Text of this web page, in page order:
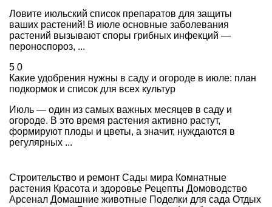
Ловите июльский список препаратов для защиты
ваших растений! В июле основные заболевания
растений вызывают споры грибных инфекций —
пероноспороз, ...
5 0
Какие удобрения нужны в саду и огороде в июле: план
подкормок и список для всех культур
Июль — один из самых важных месяцев в саду и
огороде. В это время растения активно растут,
формируют плоды и цветы, а значит, нуждаются в
регулярных ...
Строительство и ремонт Сады мира Комнатные
растения Красота и здоровье Рецепты Домоводство
Арсенал Домашние животные Поделки для сада Отдых